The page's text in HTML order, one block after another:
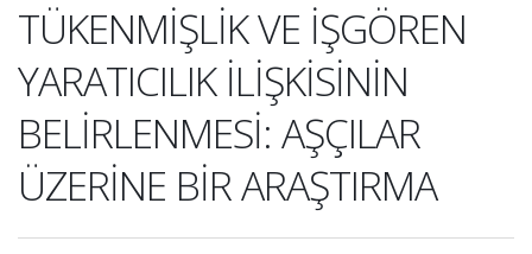
TÜKENMİŞLİK VE İŞGÖREN
YARATICILIK İLİŞKİSİNİN
BELİRLENMESİ: AŞÇILAR
ÜZERİNE BİR ARAŞTIRMA